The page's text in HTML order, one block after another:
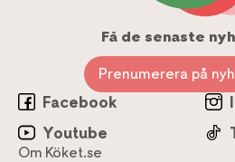
Få de senaste
Prenumerera på
Facebook
Youtube
Om Köket.se